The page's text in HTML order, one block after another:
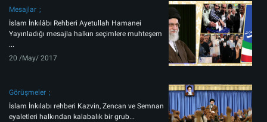
Mesajlar
İslam İnkılâbı Rehberi Ayetullah Hamanei
Yayınladığı mesajla halkın seçimlere muhteşem
...
20 /May/ 2017
Görüşmeler
İslam İnkılabı rehberi Kazvin, Zencan ve Semnan
eyaletleri halkından kalabalık bir grub...